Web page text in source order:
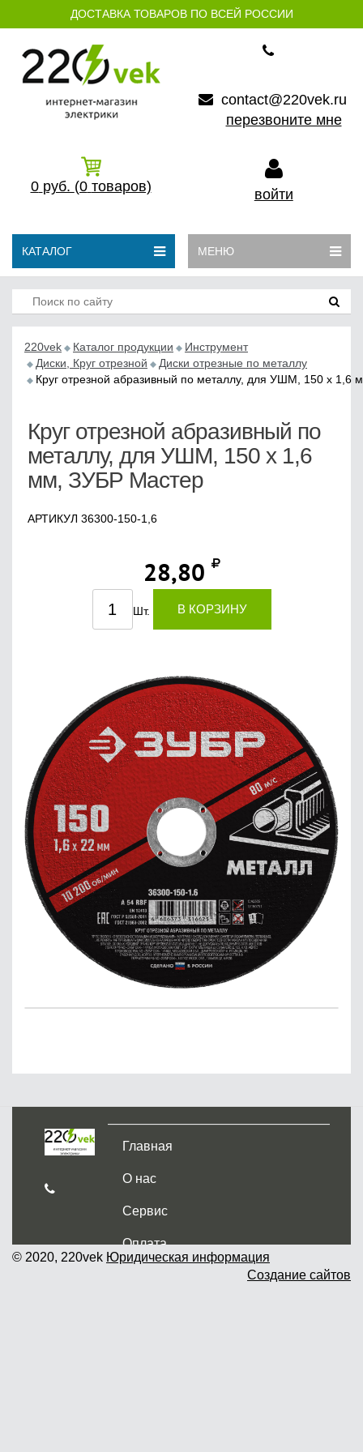
ДОСТАВКА ТОВАРОВ ПО ВСЕЙ РОССИИ
contact@220vek.ru
перезвоните мне
0 руб. (0 товаров) войти
КАТАЛОГ МЕНЮ
220vek Каталог продукции
Инструмент
Диски, Круг отрезной
Диски отрезные по металлу
Круг отрезной абразивный по металлу, для УШМ, 150 x 1,6
Круг отрезной абразивный по
металлу, для УШМ, 150 x 1,6
мм, ЗУБР Мастер
АРТИКУЛ 36300-150-1,6
28,80
Шт. В КОРЗИНУ
Главная
О нас
Сервис
Оплата
Доставка и самовывоз
© 2020, 220vek Юридическая информация
Создание сайтов